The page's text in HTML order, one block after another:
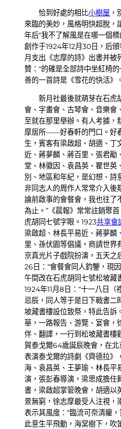
恰到好處的相比小樹屋 ，
來臨的美妙，風格明快超脫，
年后“我不了解風是在哪一個
創作于1924年12月30日，后
月支出《志摩的詩》出書并被
贊：“的確是全部詩中坐紅椅
善的一首詩是《雪花的快活》
新月社最後就萌芽在石虎
會、字畫會、古琴會、音樂會
至就在那里舉辦。有人考據，
摩居所——好春軒的門口。好
生，賓客有梁啟超、胡適、丁
近、蔣夢麟、蔣百里、張君勱
堂、林徽因、袁昌英、瞿世英
別、地區和年紀，是幻想、詩
非同志人的周作人常常介入後
論前啟事的會餐會，我也往了
為止。”《晨報》常常註銷聚
虎胡同七號字眼。1923共享會
梁啟超、林長平易近、蔣夢麟
里、孫伏園等倡議，商請世界
京真光片子戲院扮演，五天之
26日：“會餐會同人鈞鑒，現
午間改在石虎胡同七號松坡藏
1924年11月8日：“十一八日
忌辰，同人等于是日下戰書二
坡藏書樓設位致祭，特此告訴
華，一路報告、游覽、宴會，
伴、翻譯，一行到松坡藏書樓
賀泰戈爾64歲誕辰晚會，在
表演泰戈爾的詩劇《齊德拉》
海、袁昌英、王夢瑜、林長平
演，張彭春導演，梁思成擔任
書，梁啟超掌管晚會，胡適以
景無窮，徐志摩最受人注視，
表示其風度：“臨流可奈清癯
此意生平飛動，海棠樹下，吹